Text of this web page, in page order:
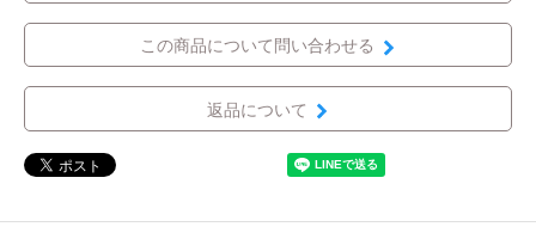
この商品について問い合わせる
返品について